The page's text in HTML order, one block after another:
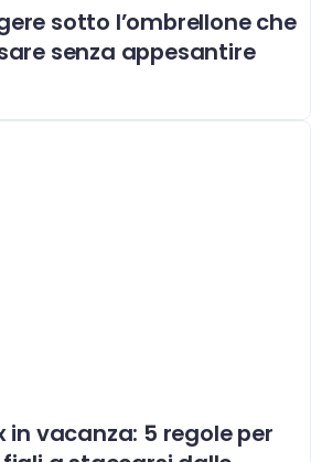
sotto l’ombrellone che
senza appesantire
in vacanza: 5 regole per